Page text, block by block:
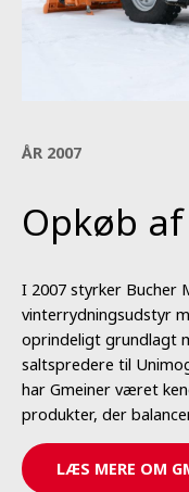
ÅR 2007
Opkøb
I 2007 styrker Bucher
vinterrydningsudstyr
oprindeligt grundlagt
saltspredere til
har Gmeiner været
produkter, der
LÆS MERE OM